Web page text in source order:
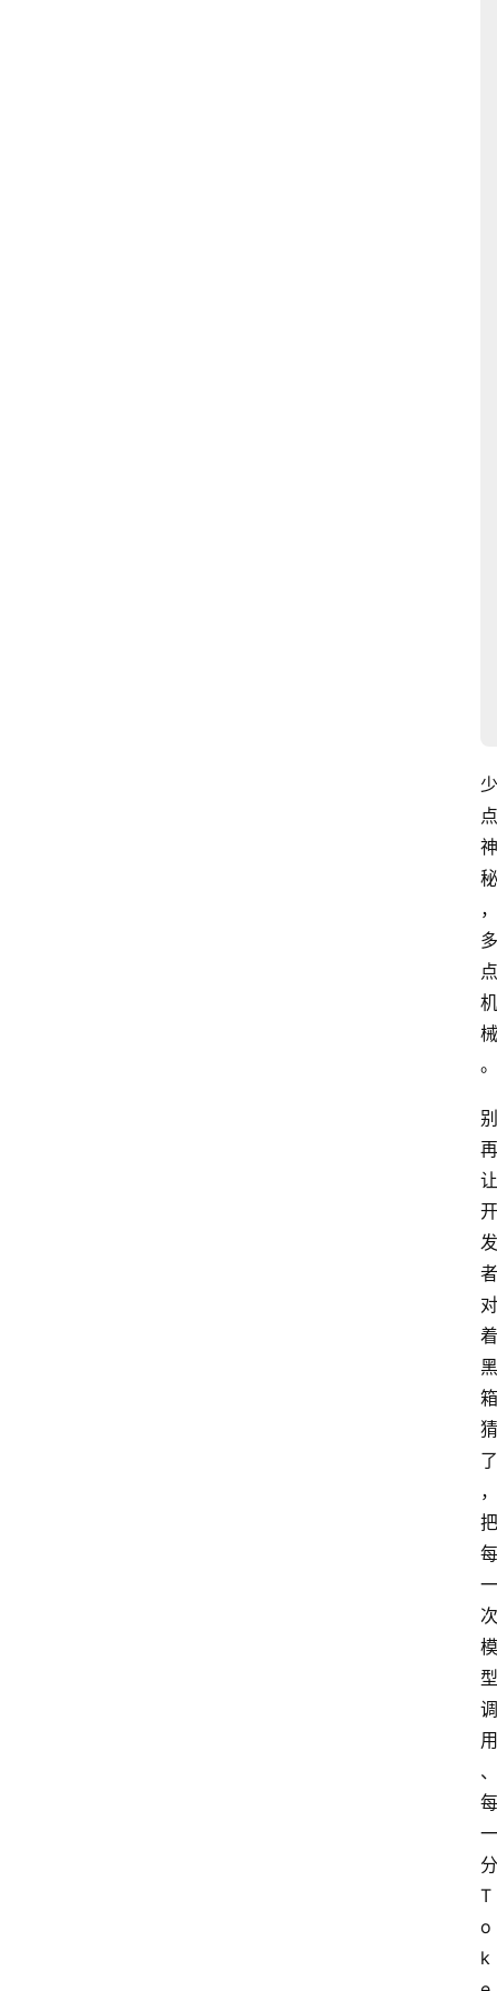
少
点
神
秘
，
多
点
机
械
。
别
再
让
开
发
者
对
着
黑
箱
猜
了
，
把
每
一
次
模
型
调
用
、
每
一
分
T
o
k